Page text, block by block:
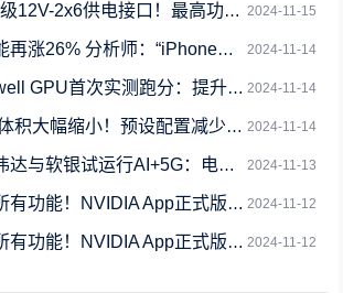
2024-11-15
2x6供电接口！最高功率450W
2024-11-14
分析师：“iPhone时刻”即将来袭
2024-11-14
首次实测跑分：提升多达2.2倍
2024-11-14
大幅缩小！预设配置减少到仅两个
2024-11-13
银试运行AI+5G：电信行业迎来大突破
2024-11-12
App正式版全面体验：逆天的RTX画质增强
2024-11-12
App正式版全面体验：逆天的RTX画质增强